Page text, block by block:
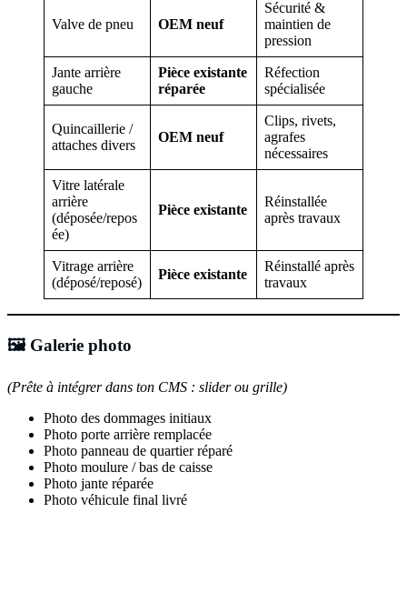
Valve de pneu OEM neuf
Sécurité &
maintien de
pression
Jante arrière
gauche
Pièce existante
réparée
Réfection
spécialisée
Quincaillerie /
attaches divers
OEM neuf
Clips, rivets,
agrafes
nécessaires
Vitre latérale
arrière
(déposée/repos
ée)
Pièce existante
Réinstallée
après travaux
Vitrage arrière
(déposé/reposé)
Pièce existante
Réinstallé après
travaux
🖼️ Galerie photo
(Prête à intégrer dans ton CMS : slider ou grille)
Photo des dommages initiaux
Photo porte arrière remplacée
Photo panneau de quartier réparé
Photo moulure / bas de caisse
Photo jante réparée
Photo véhicule final livré